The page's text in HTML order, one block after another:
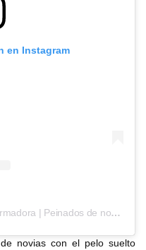
en Instagram
Una publicación compartida de Formadora | Peinados de novia (@yaizalopez.novias)
novias con el pelo suelto